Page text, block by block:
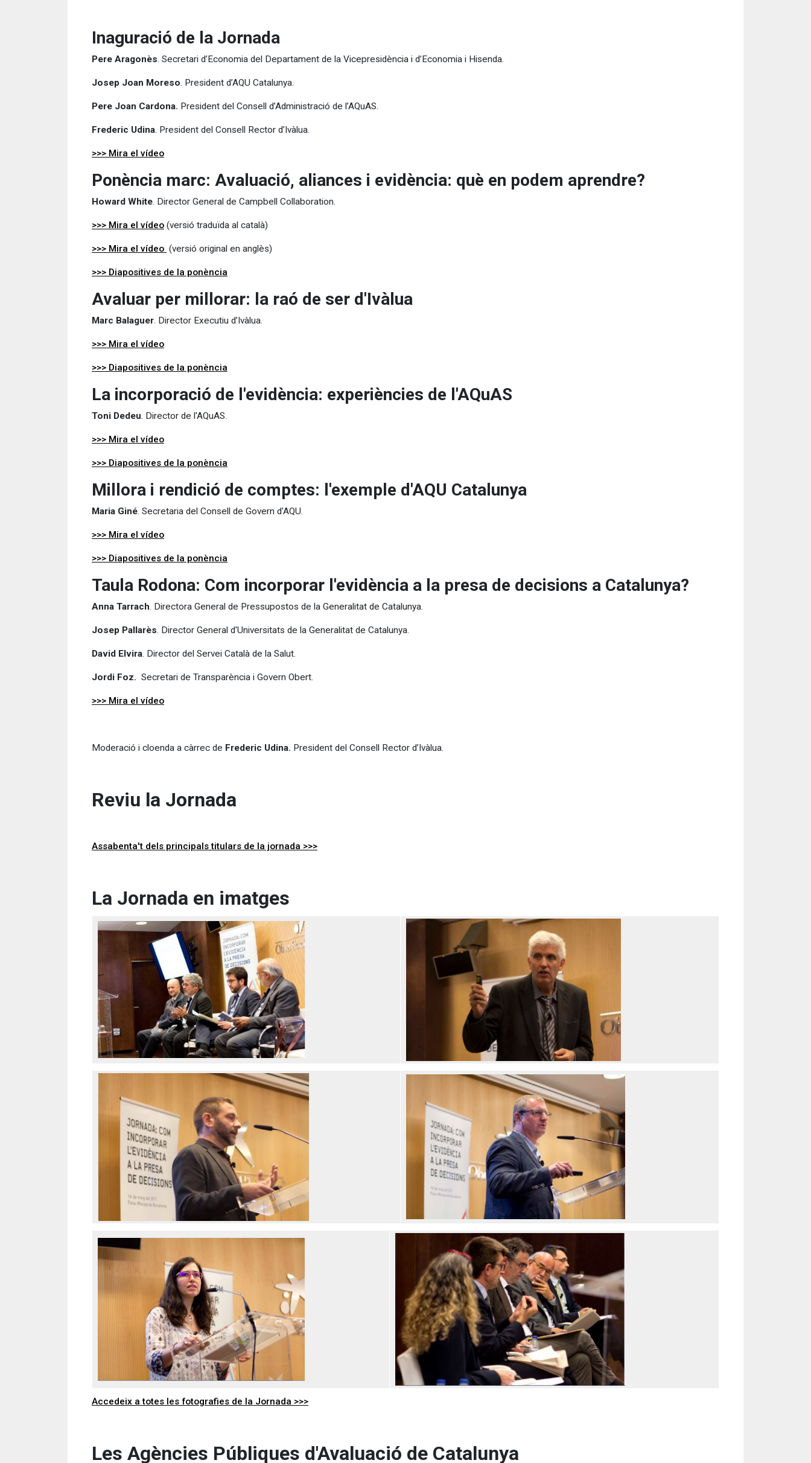
Inaguració de la Jornada
Pere Aragonès. Secretari d’Economia del Departament de la Vicepresidència i d’Economia i Hisenda.
Josep Joan Moreso. President d’AQU Catalunya.
Pere Joan Cardona. President del Consell d’Administració de l’AQuAS.
Frederic Udina. President del Consell Rector d’Ivàlua.
>>> Mira el vídeo
Ponència marc: Avaluació, aliances i evidència: què en podem aprendre?
Howard White. Director General de Campbell Collaboration.
>>> Mira el vídeo (versió traduïda al català)
>>> Mira el vídeo (versió original en anglès)
>>> Diapositives de la ponència
Avaluar per millorar: la raó de ser d'Ivàlua
Marc Balaguer. Director Executiu d’Ivàlua.
>>> Mira el vídeo
>>> Diapositives de la ponència
La incorporació de l'evidència: experiències de l'AQuAS
Toni Dedeu. Director de l'AQuAS.
>>> Mira el vídeo
>>> Diapositives de la ponència
Millora i rendició de comptes: l'exemple d'AQU Catalunya
Maria Giné. Secretaria del Consell de Govern d'AQU.
>>> Mira el vídeo
>>> Diapositives de la ponència
Taula Rodona: Com incorporar l'evidència a la presa de decisions a Catalunya?
Anna Tarrach. Directora General de Pressupostos de la Generalitat de Catalunya.
Josep Pallarès. Director General d'Universitats de la Generalitat de Catalunya.
David Elvira. Director del Servei Català de la Salut.
Jordi Foz. Secretari de Transparència i Govern Obert.
>>> Mira el vídeo
Moderació i cloenda a càrrec de Frederic Udina. President del Consell Rector d’Ivàlua.
Reviu la Jornada
Assabenta't dels principals titulars de la jornada >>>
La Jornada en imatges
Accedeix a totes les fotografies de la Jornada >>>
Les Agències Públiques d'Avaluació de Catalunya